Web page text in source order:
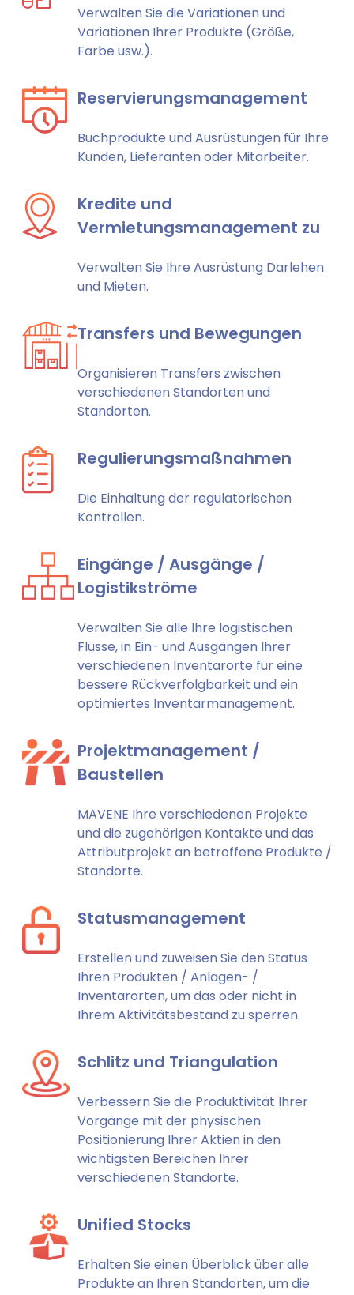
Verwalten Sie die Variationen und
Variationen Ihrer Produkte (Größe,
Farbe usw.).
Reservierungsmanagement
Buchprodukte und Ausrüstungen für Ihre
Kunden, Lieferanten oder Mitarbeiter.
Kredite und
Vermietungsmanagement zu
Verwalten Sie Ihre Ausrüstung Darlehen
und Mieten.
Transfers und Bewegungen
Organisieren Transfers zwischen
verschiedenen Standorten und
Standorten.
Regulierungsmaßnahmen
Die Einhaltung der regulatorischen
Kontrollen.
Eingänge / Ausgänge /
Logistikströme
Verwalten Sie alle Ihre logistischen
Flüsse, in Ein- und Ausgängen Ihrer
verschiedenen Inventarorte für eine
bessere Rückverfolgbarkeit und ein
optimiertes Inventarmanagement.
Projektmanagement /
Baustellen
MAVENE Ihre verschiedenen Projekte
und die zugehörigen Kontakte und das
Attributprojekt an betroffene Produkte /
Standorte.
Statusmanagement
Erstellen und zuweisen Sie den Status
Ihren Produkten / Anlagen- /
Inventarorten, um das oder nicht in
Ihrem Aktivitätsbestand zu sperren.
Schlitz und Triangulation
Verbessern Sie die Produktivität Ihrer
Vorgänge mit der physischen
Positionierung Ihrer Aktien in den
wichtigsten Bereichen Ihrer
verschiedenen Standorte.
Unified Stocks
Erhalten Sie einen Überblick über alle
Produkte an Ihren Standorten, um die